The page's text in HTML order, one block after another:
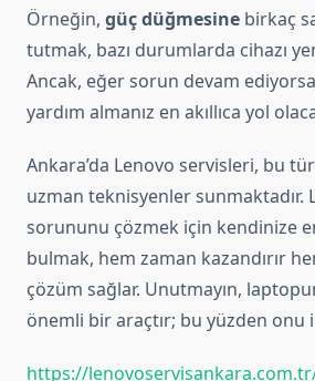
Örneğin, güç düğmesine birkaç
tutmak, bazı durumlarda cihazı
Ancak, eğer sorun devam
yardım almanız en akıllıca yol
Ankara’da Lenovo servisleri, bu
uzman teknisyenler sunmaktadır.
sorununu çözmek için kendinize
bulmak, hem zaman kazandırır
çözüm sağlar. Unutmayın,
önemli bir araçtır; bu yüzden onu
https://